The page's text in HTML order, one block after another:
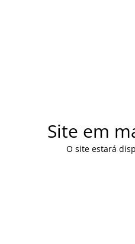
Site em
O site estará